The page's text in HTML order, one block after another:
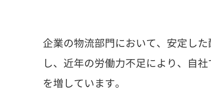
企業の物流部門において、安定し
し、近年の労働力不足により、自
を増しています。